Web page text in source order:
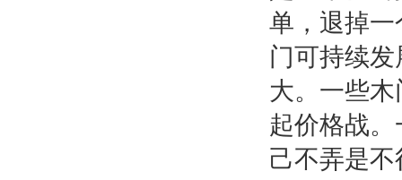
单，退掉
门可持续
大。一些
起价格战
己不弄是